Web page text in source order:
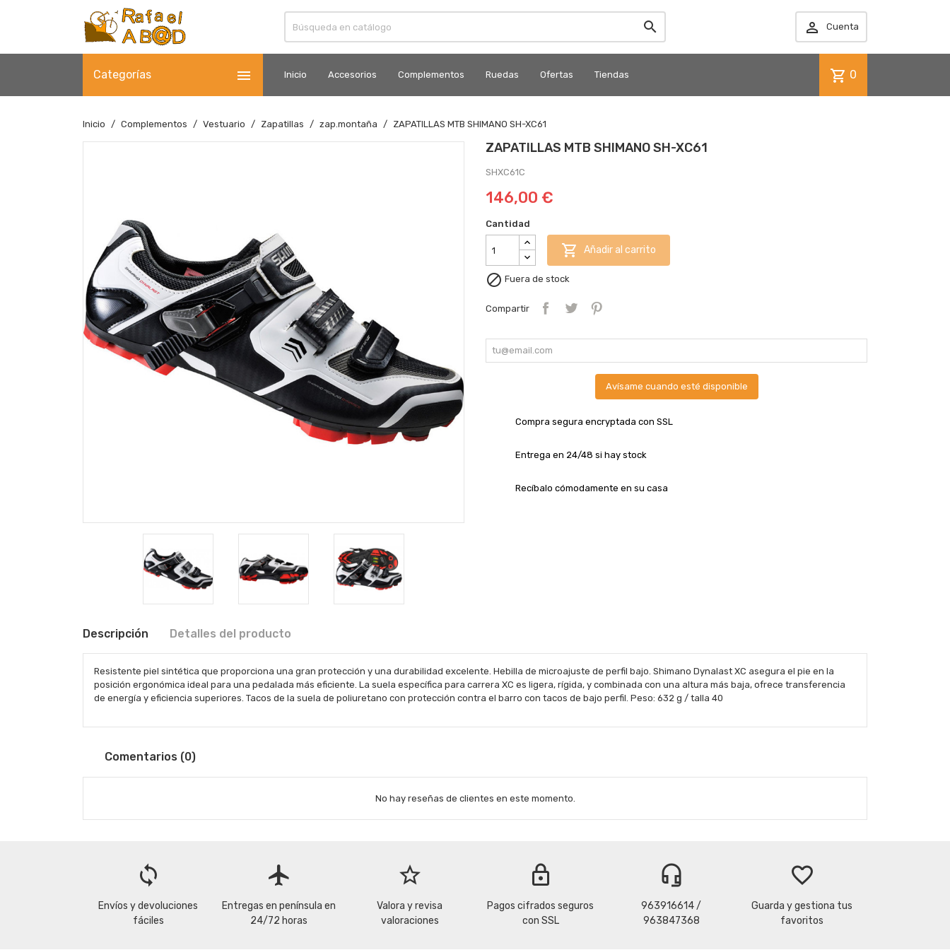
  Cuenta
Categorías  Inicio Accesorios Complementos Ruedas Ofertas Tiendas shopping_cart 0
Inicio Complementos Vestuario Zapatillas zap.montaña ZAPATILLAS MTB SHIMANO SH-XC61
ZAPATILLAS MTB SHIMANO SH-XC61
SHXC61C
146,00 €
Cantidad
 Añadir al carrito
 Fuera de stock
Compartir
Avísame cuando esté disponible
Compra segura encryptada con SSL
Entrega en 24/48 si hay stock
Recíbalo cómodamente en su casa
Descripción Detalles del producto
Resistente piel sintética que proporciona una gran protección y una durabilidad excelente. Hebilla de microajuste de perfil bajo. Shimano Dynalast XC asegura el pie en la
posición ergonómica ideal para una pedalada más eficiente. La suela específica para carrera XC es ligera, rígida, y combinada con una altura más baja, ofrece transferencia
de energía y eficiencia superiores. Tacos de la suela de poliuretano con protección contra el barro con tacos de bajo perfil. Peso: 632 g / talla 40
Comentarios (0)
No hay reseñas de clientes en este momento.
loop
Envíos y devoluciones
fáciles
flight
Entregas en península en
24/72 horas
star_border
Valora y revisa
valoraciones
lock
Pagos cifrados seguros
con SSL
headset_mic
963916614 /
963847368
favorite_border
Guarda y gestiona tus
favoritos